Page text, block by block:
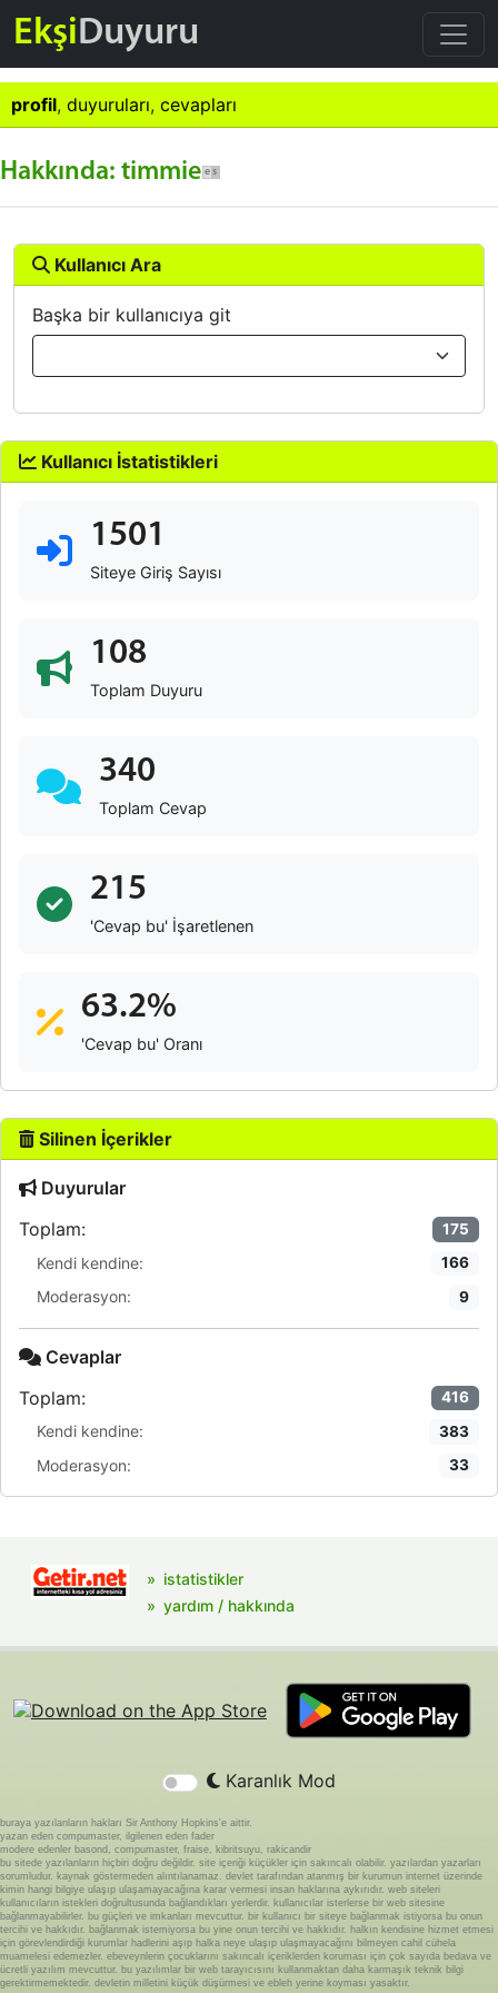
EkşiDuyuru
profil, duyuruları, cevapları
Hakkında: timmie
Kullanıcı Ara
Başka bir kullanıcıya git
Kullanıcı İstatistikleri
1501
Siteye Giriş Sayısı
108
Toplam Duyuru
340
Toplam Cevap
215
'Cevap bu' İşaretlenen
63.2%
'Cevap bu' Oranı
Silinen İçerikler
Duyurular
Toplam:
175
Kendi kendine: 166
Moderasyon: 9
Cevaplar
Toplam:
416
Kendi kendine: 383
Moderasyon: 33
istatistikler
yardım / hakkında
Karanlık Mod
buraya yazılanların hakları Sir Anthony Hopkins'e aittir.
yazan eden compumaster, ilgilenen eden fader
modere edenler basond, compumaster, fraise, kibritsuyu, rakicandir
bu sitede yazılanların hiçbiri doğru değildir. site içeriği küçükler için sakıncalı olabilir. yazılardan yazarları
sorumludur. kaynak göstermeden alıntılanamaz. devlet tarafından atanmış bir kurumun internet üzerinde
kimin hangi bilgiye ulaşıp ulaşamayacağına karar vermesi insan haklarına aykırıdır. web siteleri
kullanıcıların istekleri doğrultusunda bağlandıkları yerlerdir. kullanıcılar isterlerse bir web sitesine
bağlanmayabilirler. bu güçleri ve imkanları mevcuttur. bir kullanıcı bir siteye bağlanmak istiyorsa bu onun
tercihi ve hakkıdır. bağlanmak istemiyorsa bu yine onun tercihi ve hakkıdır. halkın kendisine hizmet etmesi
için görevlendirdiği kurumlar hadlerini aşıp halka neye ulaşıp ulaşmayacağını bilmeyen cahil cühela
muamelesi edemezler. ebeveynlerin çocuklarını sakıncalı içeriklerden koruması için çok sayıda bedava ve
ücretli yazılım mevcuttur. bu yazılımlar bir web tarayıcısını kullanmaktan daha karmaşık teknik bilgi
gerektirmemektedir. devletin milletini küçük düşürmesi ve ebleh yerine koyması yasaktır.